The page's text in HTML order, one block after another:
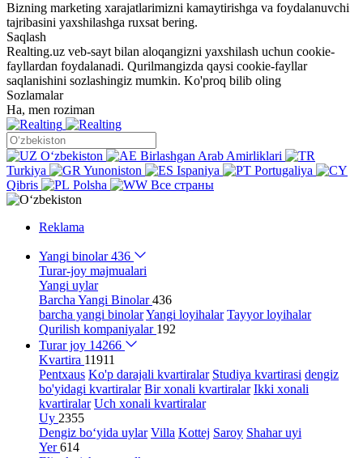
Bizning marketing xarajatlarimizni kamaytirishga va foydalanuvchi
tajribasini yaxshilashga ruxsat bering.
Saqlash
Realting.uz veb-sayt bilan aloqangizni yaxshilash uchun cookie-
fayllardan foydalanadi. Qurilmangizda qaysi cookie-fayllar
saqlanishini sozlashingiz mumkin. Ko'proq bilib oling
Sozlamalar
Ha, men roziman
Oʻzbekiston
Birlashgan Arab Amirliklari
Turkiya
Yunoniston Ispaniya
Portugaliya
Qibris
Polsha Все страны
Reklama
Yangi binolar436
Turar-joy majmualari
Yangi uylar
Barcha Yangi Binolar436
barcha yangi binolarYangi loyihalar Tayyor loyihalar
Qurilish kompaniyalar 192
Turar joy 14266
Kvartira 11911
Pentxaus Ko'p darajali kvartiralar Studiya kvartirasi dengiz
bo'yidagi kvartiralar Bir xonali kvartiralar Ikki xonali
kvartiralar Uch xonali kvartiralar
Uy 2355
Dengiz bo‘yida uylar Villa Kottej Saroy Shahar uyi
Yer614